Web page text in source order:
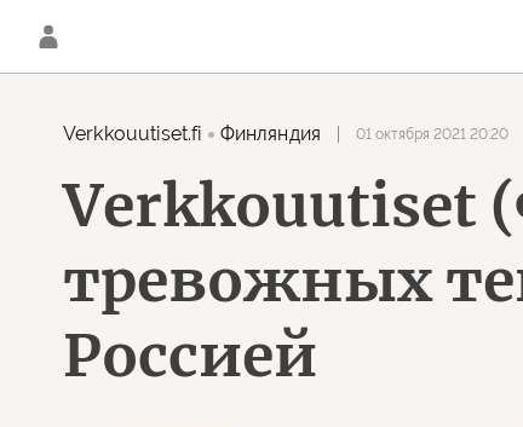
Verkkouutiset.fi Финляндия 01 октября 2021 20:20
Verkkouutiset
тревожных
Россией